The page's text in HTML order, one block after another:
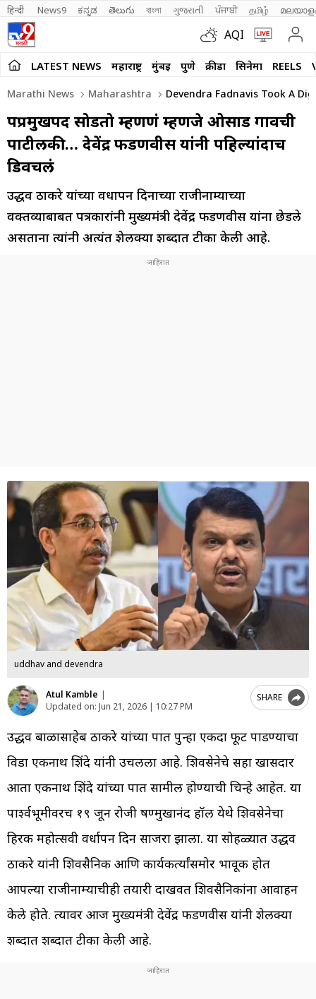
हिन्दी News9 ಕನ್ನಡ తెలుగు বাংলা ગુજરાતી ਪੰਜਾਬੀ தமிழ்
AQI
LATEST NEWS महाराष्ट्र मुंबई पुणे क्रीडा सिनेमा REELS
Marathi News Maharashtra Devendra Fadnavis Took A
पक्षप्रमुखपद सोडतो म्हणणं म्हणजे ओसाड गावची
पाटीलकी… देवेंद्र फडणवीस यांनी पहिल्यांदाच
डिवचलं
उद्धव ठाकरे यांच्या वर्धापन दिनाच्या राजीनाम्याच्या
वक्तव्याबाबत पत्रकारांनी मुख्यमंत्री देवेंद्र फडणवीस यांना छेडले
असताना त्यांनी अत्यंत शेलक्या शब्दात टीका केली आहे.
uddhav and devendra
Atul Kamble |
Updated on: Jun 21, 2026 | 10:27 PM
SHARE
उद्धव बाळासाहेब ठाकरे यांच्या पक्षात पुन्हा एकदा फूट पाडण्याचा
विडा एकनाथ शिंदे यांनी उचलला आहे. शिवसेनेचे सहा खासदार
आता एकनाथ शिंदे यांच्या पक्षात सामील होण्याची चिन्हे आहेत. या
पार्श्वभूमीवरच १९ जून रोजी षण्मुखानंद हॉल येथे शिवसेनेचा
हिरक महोत्सवी वर्धापन दिन साजरा झाला. या सोहळ्यात उद्धव
ठाकरे यांनी शिवसैनिक आणि कार्यकर्त्यांसमोर भावूक होत
आपल्या राजीनाम्याचीही तयारी दाखवत शिवसैनिकांना आवाहन
केले होते. त्यावर आज मुख्यमंत्री देवेंद्र फडणवीस यांनी शेलक्या
शब्दात शब्दात टीका केली आहे.